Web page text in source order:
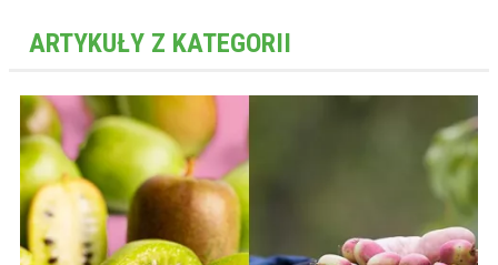
ARTYKUŁY Z KATEGORII